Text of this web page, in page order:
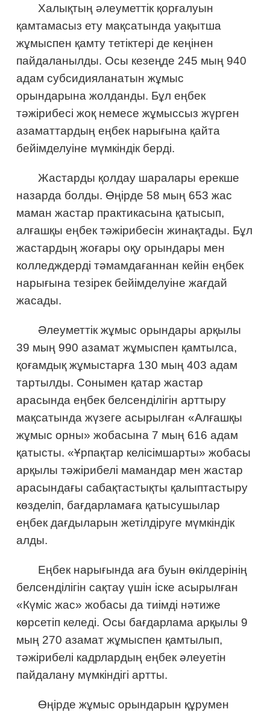
Халықтың әлеуметтік қорғалуын
қамтамасыз ету мақсатында уақытша
жұмыспен қамту тетіктері де кеңінен
пайдаланылды. Осы кезеңде 245 мың 940
адам субсидияланатын жұмыс
орындарына жолданды. Бұл еңбек
тәжірибесі жоқ немесе жұмыссыз жүрген
азаматтардың еңбек нарығына қайта
бейімделуіне мүмкіндік берді.
Жастарды қолдау шаралары ерекше
назарда болды. Өңірде 58 мың 653 жас
маман жастар практикасына қатысып,
алғашқы еңбек тәжірибесін жинақтады. Бұл
жастардың жоғары оқу орындары мен
колледждерді тәмамдағаннан кейін еңбек
нарығына тезірек бейімделуіне жағдай
жасады.
Әлеуметтік жұмыс орындары арқылы
39 мың 990 азамат жұмыспен қамтылса,
қоғамдық жұмыстарға 130 мың 403 адам
тартылды. Сонымен қатар жастар
арасында еңбек белсенділігін арттыру
мақсатында жүзеге асырылған «Алғашқы
жұмыс орны» жобасына 7 мың 616 адам
қатысты. «Ұрпақтар келісімшарты» жобасы
арқылы тәжірибелі мамандар мен жастар
арасындағы сабақтастықты қалыптастыру
көзделіп, бағдарламаға қатысушылар
еңбек дағдыларын жетілдіруге мүмкіндік
алды.
Еңбек нарығында аға буын өкілдерінің
белсенділігін сақтау үшін іске асырылған
«Күміс жас» жобасы да тиімді нәтиже
көрсетіп келеді. Осы бағдарлама арқылы 9
мың 270 азамат жұмыспен қамтылып,
тәжірибелі кадрлардың еңбек әлеуетін
пайдалану мүмкіндігі артты.
Өңірде жұмыс орындарын құрумен